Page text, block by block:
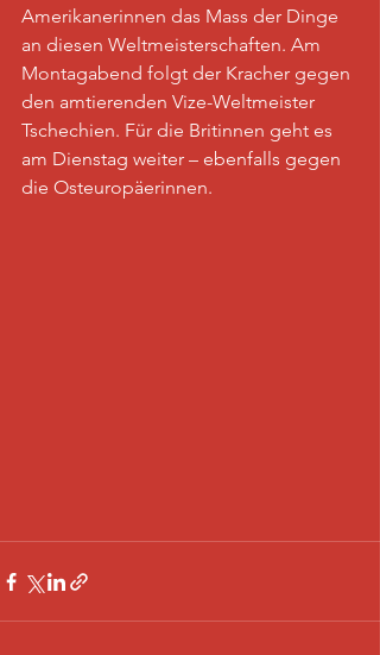
Amerikanerinnen das Mass der Dinge
an diesen Weltmeisterschaften. Am
Montagabend folgt der Kracher gegen
den amtierenden Vize-Weltmeister
Tschechien. Für die Britinnen geht es
am Dienstag weiter – ebenfalls gegen
die Osteuropäerinnen.